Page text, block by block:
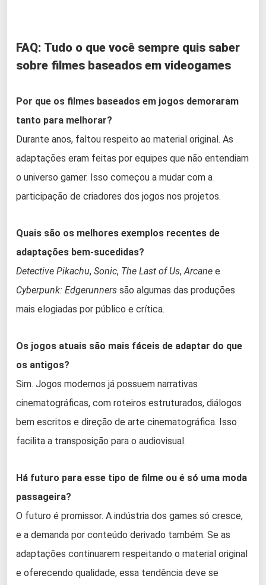
FAQ: Tudo o que você sempre quis saber
sobre filmes baseados em videogames
Por que os filmes baseados em jogos demoraram
tanto para melhorar?
Durante anos, faltou respeito ao material original. As
adaptações eram feitas por equipes que não entendiam
o universo gamer. Isso começou a mudar com a
participação de criadores dos jogos nos projetos.
Quais são os melhores exemplos recentes de
adaptações bem-sucedidas?
Detective Pikachu, Sonic, The Last of Us,Arcane e
Cyberpunk: Edgerunners são algumas das produções
mais elogiadas por público e crítica.
Os jogos atuais são mais fáceis de adaptar do que
os antigos?
Sim. Jogos modernos já possuem narrativas
cinematográficas, com roteiros estruturados, diálogos
bem escritos e direção de arte cinematográfica. Isso
facilita a transposição para o audiovisual.
Há futuro para esse tipo de filme ou é só uma moda
passageira?
O futuro é promissor. A indústria dos games só cresce,
e a demanda por conteúdo derivado também. Se as
adaptações continuarem respeitando o material original
e oferecendo qualidade, essa tendência deve se